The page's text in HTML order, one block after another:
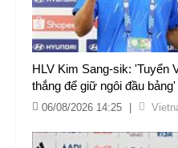
HLV Kim Sang-sik: 'Tuyển
thắng để giữ ngôi đầu bảng'
06/08/2026 14:25